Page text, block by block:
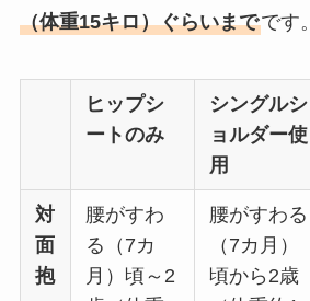
（体重15キロ）ぐらいまでです。
ヒップシ
ートのみ
シングルシ
ョルダー使
用
対
面
抱
腰がすわ
る（7カ
月）頃～2
腰がすわる
（7カ月）
頃から2歳